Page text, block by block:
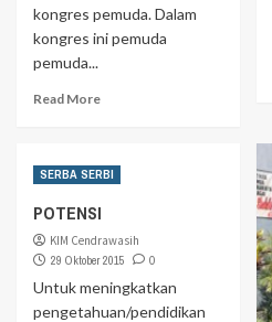
kongres pemuda. Dalam
kongres ini pemuda
pemuda...
Read More
SERBA SERBI
POTENSI
KIM Cendrawasih
29 Oktober 2015
0
Untuk meningkatkan
pengetahuan/pendidikan